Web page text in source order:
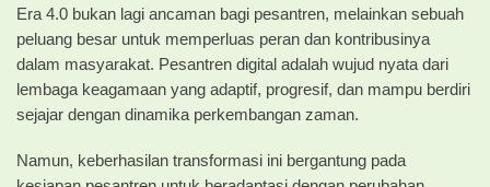
Era 4.0 bukan lagi ancaman bagi pesantren, melainkan sebuah
peluang besar untuk memperluas peran dan kontribusinya
dalam masyarakat. Pesantren digital adalah wujud nyata dari
lembaga keagamaan yang adaptif, progresif, dan mampu berdiri
sejajar dengan dinamika perkembangan zaman.
Namun, keberhasilan transformasi ini bergantung pada